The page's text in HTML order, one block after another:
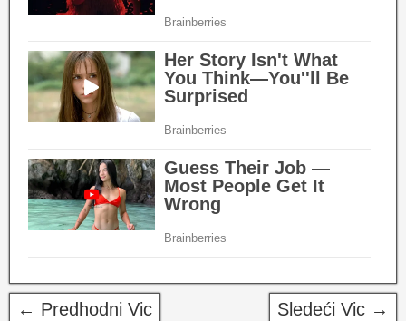
← Predhodni Vic Sledeći Vic →